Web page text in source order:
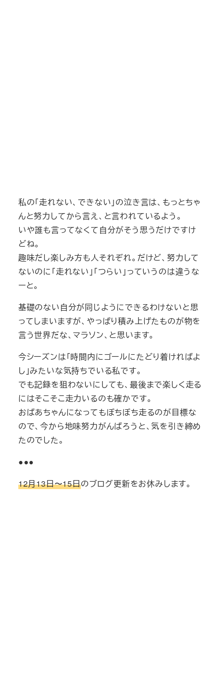
私の「走れない、できない」の泣き言は、もっとちゃ
んと努力してから言え、と言われているよう。
いや誰も言ってなくて自分がそう思うだけですけ
どね。
趣味だし楽しみ方も人それぞれ。だけど、努力して
ないのに「走れない」「つらい」っていうのは違うな
ーと。
基礎のない自分が同じようにできるわけないと思
ってしまいますが、やっぱり積み上げたものが物を
言う世界だな、マラソン、と思います。
今シーズンは「時間内にゴールにたどり着ければよ
し」みたいな気持ちでいる私です。
でも記録を狙わないにしても、最後まで楽しく走る
にはそこそこ走力いるのも確かです。
おばあちゃんになってもぼちぼち走るのが目標な
ので、今から地味努力がんばろうと、気を引き締め
たのでした。
●●●
12月13日〜15日のブログ更新をお休みします。